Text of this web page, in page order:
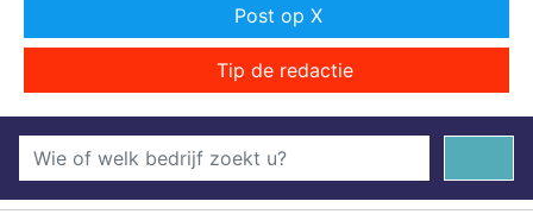
Post op X
Tip de redactie